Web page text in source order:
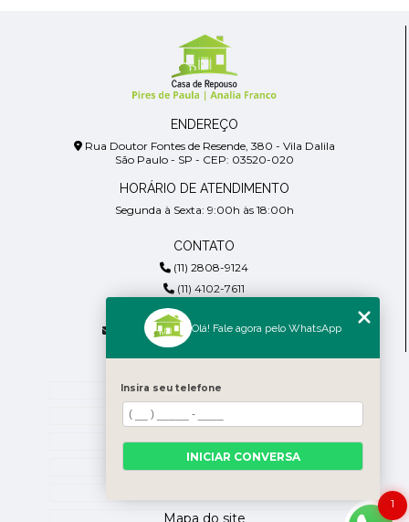
ENDEREÇO
Rua Doutor Fontes de Resende, 380 - Vila Dalila
São Paulo - SP - CEP: 03520-020
HORÁRIO DE ATENDIMENTO
Segunda à Sexta: 9:00h às 18:00h
CONTATO
(11) 2808-9124
(11) 4102-7611
(11) 99918-4901
residencialpiresdepaula@gmail.com
Home
Empresa
Blog
Contato
Mapa do site
1
Olá! Fale agora pelo WhatsApp
Insira seu telefone
INICIAR CONVERSA